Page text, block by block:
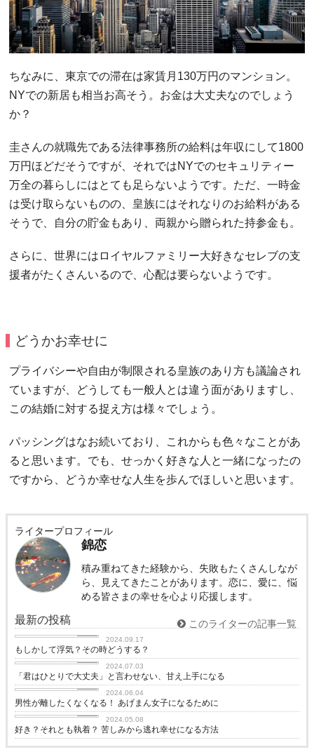
ちなみに、東京での滞在は家賃月130万円のマンション。
NYでの新居も相当お高そう。お金は大丈夫なのでしょう
か？
圭さんの就職先である法律事務所の給料は年収にして1800
万円ほどだそうですが、それではNYでのセキュリティー
万全の暮らしにはとても足らないようです。ただ、一時金
は受け取らないものの、皇族にはそれなりのお給料がある
そうで、自分の貯金もあり、両親から贈られた持参金も。
さらに、世界にはロイヤルファミリー大好きなセレブの支
援者がたくさんいるので、心配は要らないようです。
どうかお幸せに
プライバシーや自由が制限される皇族のあり方も議論され
ていますが、どうしても一般人とは違う面がありますし、
この結婚に対する捉え方は様々でしょう。
パッシングはなお続いており、これからも色々なことがあ
ると思います。でも、せっかく好きな人と一緒になったの
ですから、どうか幸せな人生を歩んでほしいと思います。
ライタープロフィール
錦恋
積み重ねてきた経験から、失敗もたくさんしなが
ら、見えてきたことがあります。恋に、愛に、悩
める皆さまの幸せを心より応援します。
最新の投稿 このライターの記事一覧
2024.09.17
もしかして浮気？その時どうする？
love
2024.07.03
「君はひとりで大丈夫」と言わせない、甘え上手になる
love
2024.06.04
男性が離したくなくなる！ あげまん女子になるために
love
2024.05.08
好き？それとも執着？ 苦しみから逃れ幸せになる方法